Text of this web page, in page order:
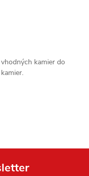
kamier do